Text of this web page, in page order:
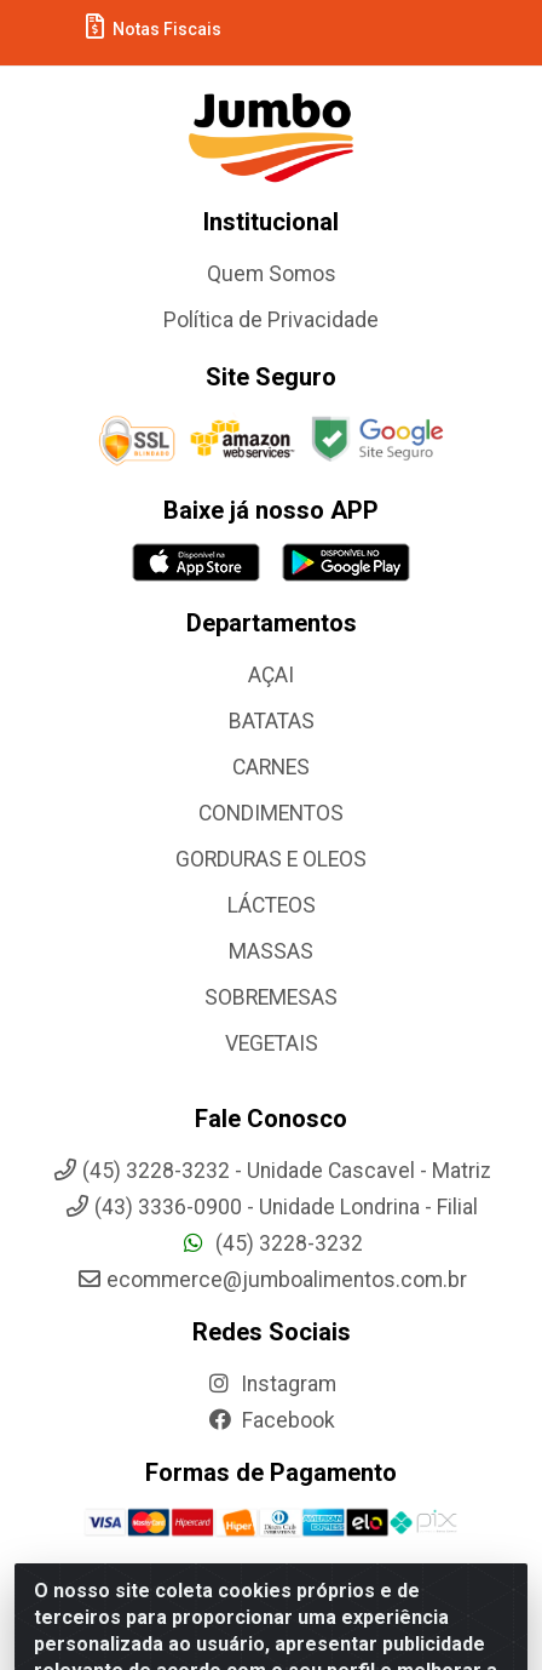
O nosso site coleta cookies próprios e de
terceiros para proporcionar uma experiência
personalizada ao usuário, apresentar publicidade
Notas Fiscais
Institucional
Quem Somos
Política de Privacidade
Site Seguro
Baixe já nosso APP
Departamentos
AÇAI
BATATAS
CARNES
CONDIMENTOS
GORDURAS E OLEOS
LÁCTEOS
MASSAS
SOBREMESAS
VEGETAIS
Fale Conosco
(45) 3228-3232 - Unidade Cascavel - Matriz
(43) 3336-0900 - Unidade Londrina - Filial
(45) 3228-3232
ecommerce@jumboalimentos.com.br
Redes Sociais
Instagram
Facebook
Formas de Pagamento
Jumbo Alimentos Cascavel - Matriz - Rua Itatiba Do Sul, 161 -
Santos Dumont, Cascavel-PR - CEP 85804-700- CNPJ